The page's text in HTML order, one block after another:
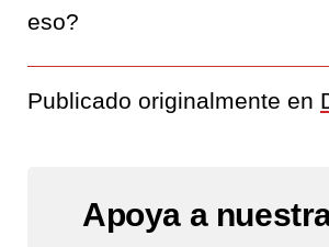
eso?
Publicado originalmente en
Apoya a